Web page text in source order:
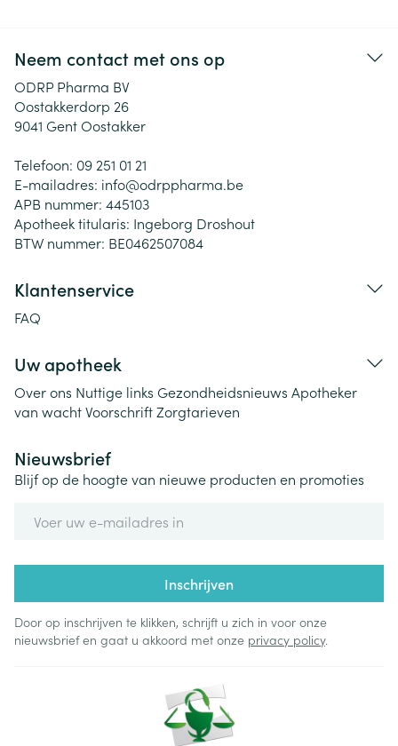
Neem contact met ons op
ODRP Pharma BV
Oostakkerdorp 26
9041 Gent Oostakker
Telefoon: 09 251 01 21
E-mailadres: info@odrppharma.be
APB nummer: 445103
Apotheek titularis: Ingeborg Droshout
BTW nummer: BE0462507084
Klantenservice
FAQ
Uw apotheek
Over ons Nuttige links Gezondheidsnieuws Apotheker
van wachtVoorschriftZorgtarieven
Nieuwsbrief
Blijf op de hoogte van nieuwe producten en promoties
Inschrijven
Door op inschrijven te klikken, schrijft u zich in voor onze
nieuwsbrief en gaat u akkoord met onze privacy policy.